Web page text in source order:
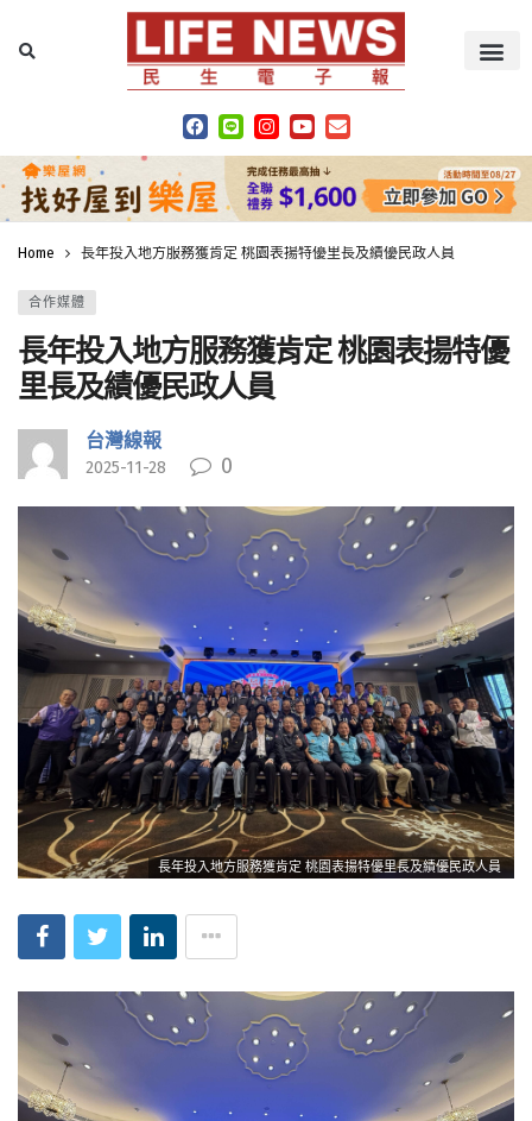
Home 長年投入地方服務獲肯定 桃園表揚特優里長及績優民政人員
合作媒體
長年投入地方服務獲肯定 桃園表揚特優
里長及績優民政人員
台灣線報
2025-11-28 0
長年投入地方服務獲肯定 桃園表揚特優里長及績優民政人員